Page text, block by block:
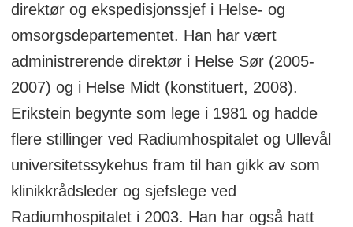
direktør og ekspedisjonssjef i Helse- og
omsorgsdepartementet. Han har vært
administrerende direktør i Helse Sør (2005-
2007) og i Helse Midt (konstituert, 2008).
Erikstein begynte som lege i 1981 og hadde
flere stillinger ved Radiumhospitalet og Ullevål
universitetssykehus fram til han gikk av som
klinikkrådsleder og sjefslege ved
Radiumhospitalet i 2003. Han har også hatt